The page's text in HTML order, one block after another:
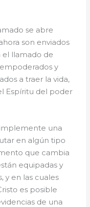
se abre
son enviados
el llamado de
y
a traer la vida,
Espíritu del poder
una
en algún tipo
que cambia
equipadas y
y en las cuales
es posible
de una